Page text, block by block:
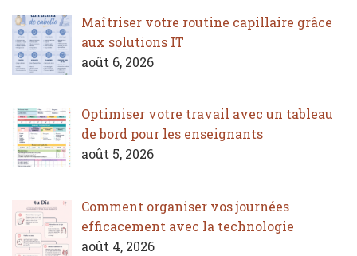
Maîtriser votre routine capillaire grâce
aux solutions IT
août 6, 2026
Optimiser votre travail avec un tableau
de bord pour les enseignants
août 5, 2026
Comment organiser vos journées
efficacement avec la technologie
août 4, 2026